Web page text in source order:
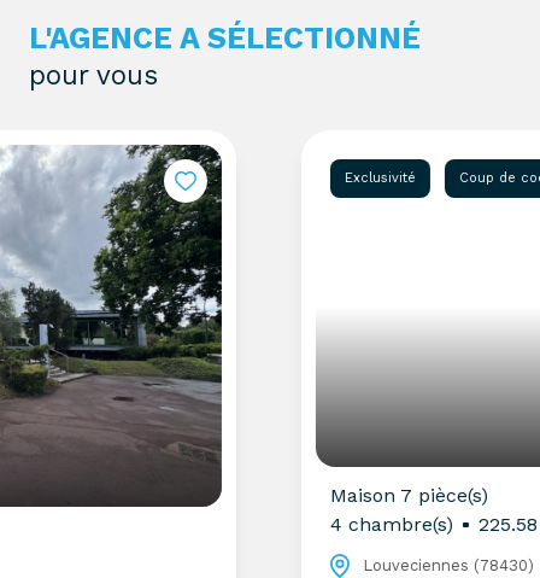
L'AGENCE A SÉLECTIONNÉ
pour vous
Exclusivité Coup de coeur
Maison 7 pièce(s)
225.58 m²
Louveciennes (78430)